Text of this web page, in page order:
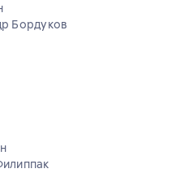
Бордуков
4,6 на основе 16 оценок